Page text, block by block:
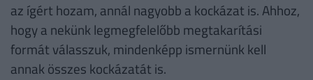
az ígért hozam, annál nagyobb a kockázat is. Ahhoz,
hogy a nekünk legmegfelelőbb megtakarítási
formát válasszuk, mindenképp ismernünk kell
annak összes kockázatát is.